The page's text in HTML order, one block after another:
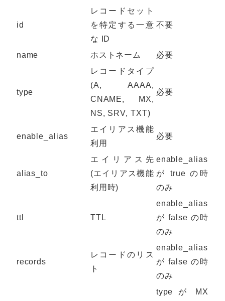
id
レコードセット
を特定する一意
な ID
不要
name ホストネーム 必要
type
レコードタイプ
(A, AAAA,
CNAME, MX,
NS, SRV, TXT)
必要
enable_alias
エイリアス機能
利用
必要
alias_to
エイリアス先
(エイリアス機能
利用時)
enable_alias
が true の時
のみ
ttl TTL
enable_alias
が false の時
のみ
records
レコードのリス
ト
enable_alias
が false の時
のみ
type が MX